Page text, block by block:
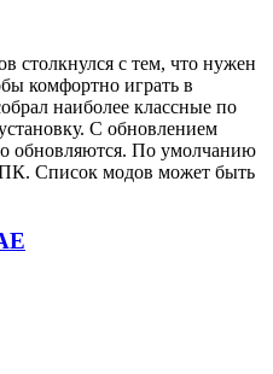
столкнулся с тем, что нужен
комфортно играть в
наиболее классные по
С обновлением
обновляются. По умолчанию
Список модов может быть